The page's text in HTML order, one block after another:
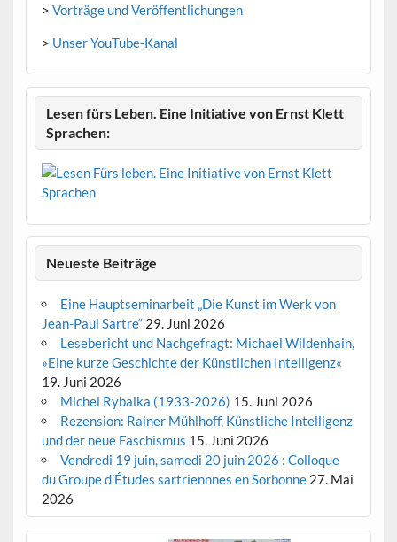
> Vorträge und Veröffentlichungen
> Unser YouTube-Kanal
Lesen fürs Leben. Eine Initiative von Ernst Klett
Sprachen:
Neueste Beiträge
Eine Hauptseminarbeit „Die Kunst im Werk von
Jean-Paul Sartre“ 29. Juni 2026
Lesebericht und Nachgefragt: Michael Wildenhain,
»Eine kurze Geschichte der Künstlichen Intelligenz«
19. Juni 2026
Michel Rybalka (1933-2026) 15. Juni 2026
Rezension: Rainer Mühlhoff, Künstliche Intelligenz
und der neue Faschismus 15. Juni 2026
Vendredi 19 juin, samedi 20 juin 2026 : Colloque
du Groupe d’Études sartriennnes en Sorbonne 27. Mai
2026